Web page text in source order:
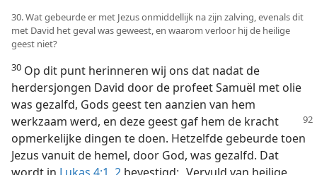
30. Wat gebeurde er met Jezus onmiddellijk na zijn zalving, evenals dit
met David het geval was geweest, en waarom verloor hij de heilige
geest niet?
30 Op dit punt herinneren wij ons dat nadat de
herdersjongen David door de profeet Samuël met olie
was gezalfd, Gods geest ten aanzien van hem
werkzaam werd, en deze geest gaf hem de kracht
opmerkelijke dingen te doen. Hetzelfde gebeurde toen
Jezus vanuit de hemel, door God, was gezalfd. Dat